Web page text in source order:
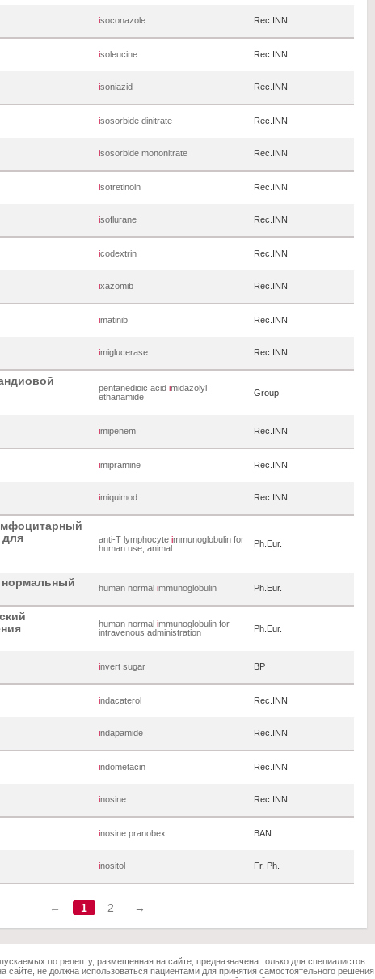
isoconazole Rec.INN
isoleucine Rec.INN
isoniazid Rec.INN
isosorbide dinitrate Rec.INN
isosorbide mononitrate Rec.INN
isotretinoin Rec.INN
isoflurane Rec.INN
icodextrin Rec.INN
ixazomib Rec.INN
imatinib Rec.INN
imiglucerase Rec.INN
pentanedioic acid imidazolyl
ethanamide
Group
imipenem Rec.INN
imipramine Rec.INN
imiquimod Rec.INN
для
anti-T lymphocyte immunoglobulin for
human use, animal
Ph.Eur.
нормальный human normal immunoglobulin Ph.Eur.
human normal immunoglobulin for
intravenous administration
Ph.Eur.
invert sugar BP
indacaterol Rec.INN
indapamide Rec.INN
indometacin Rec.INN
inosine Rec.INN
inosine pranobex BAN
inositol Fr. Ph.
← 1 2 →
по рецепту, размещенная на сайте, предназначена только для специалистов.
не должна использоваться пациентами для принятия самостоятельного решения